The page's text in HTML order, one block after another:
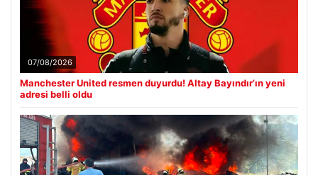
07/08/2026
Manchester United resmen duyurdu! Altay Bayındır’ın yeni
adresi belli oldu